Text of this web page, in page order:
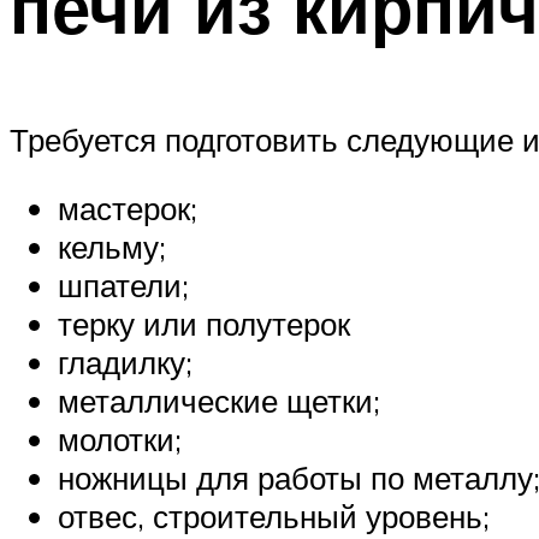
Требуется подготовить следующие
мастерок;
кельму;
шпатели;
терку или полутерок
гладилку;
металлические щетки;
молотки;
ножницы для работы по металлу;
отвес, строительный уровень;